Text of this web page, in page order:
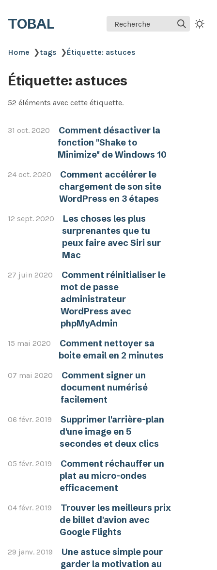
TOBAL Recherche
Home ❯tags ❯Étiquette: astuces
Étiquette: astuces
52 éléments avec cette étiquette.
31 oct. 2020
Comment désactiver la
fonction "Shake to
Minimize" de Windows 10
24 oct. 2020
Comment accélérer le
chargement de son site
WordPress en 3 étapes
12 sept. 2020
Les choses les plus
surprenantes que tu
peux faire avec Siri sur
Mac
27 juin 2020
Comment réinitialiser le
mot de passe
administrateur
WordPress avec
phpMyAdmin
15 mai 2020
Comment nettoyer sa
boite email en 2 minutes
07 mai 2020
Comment signer un
document numérisé
facilement
06 févr. 2019
Supprimer l'arrière-plan
d'une image en 5
secondes et deux clics
05 févr. 2019
Comment réchauffer un
plat au micro-ondes
efficacement
04 févr. 2019
Trouver les meilleurs prix
de billet d'avion avec
Google Flights
29 janv. 2019
Une astuce simple pour
garder la motivation au